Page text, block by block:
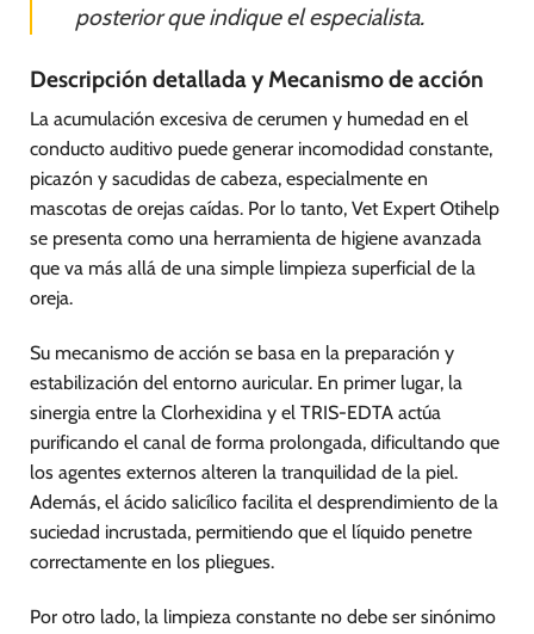
posterior que indique el especialista.
Descripción detallada y Mecanismo de acción
La acumulación excesiva de cerumen y humedad en el
conducto auditivo puede generar incomodidad constante,
picazón y sacudidas de cabeza, especialmente en
mascotas de orejas caídas. Por lo tanto, Vet Expert Otihelp
se presenta como una herramienta de higiene avanzada
que va más allá de una simple limpieza superficial de la
oreja.
Su mecanismo de acción se basa en la preparación y
estabilización del entorno auricular. En primer lugar, la
sinergia entre la Clorhexidina y el TRIS-EDTA actúa
purificando el canal de forma prolongada, dificultando que
los agentes externos alteren la tranquilidad de la piel.
Además, el ácido salicílico facilita el desprendimiento de la
suciedad incrustada, permitiendo que el líquido penetre
correctamente en los pliegues.
Por otro lado, la limpieza constante no debe ser sinónimo